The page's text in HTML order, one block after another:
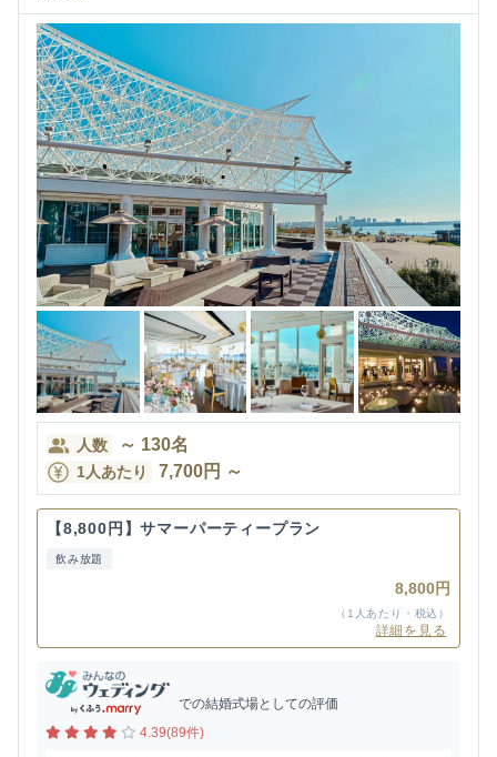
人数 ～ 130名
1人あたり 7,700円 ～
【8,800円】サマーパーティープラン
飲み放題
8,800円
（1人あたり・税込）
詳細を見る
での結婚式場としての評価
4.39(89件)